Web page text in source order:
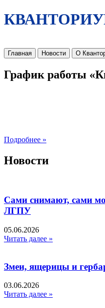
Главная Новости О
График работы
Подробнее »
Новости
Сами снимают, сами
ЛГПУ​
05.06.2026
Читать далее »
Змеи, ящерицы и
03.06.2026
Читать далее »